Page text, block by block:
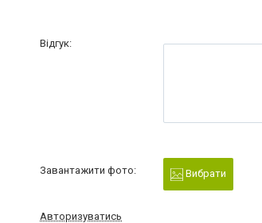
Відгук:
Завантажити фото: Вибрати
Авторизуватись